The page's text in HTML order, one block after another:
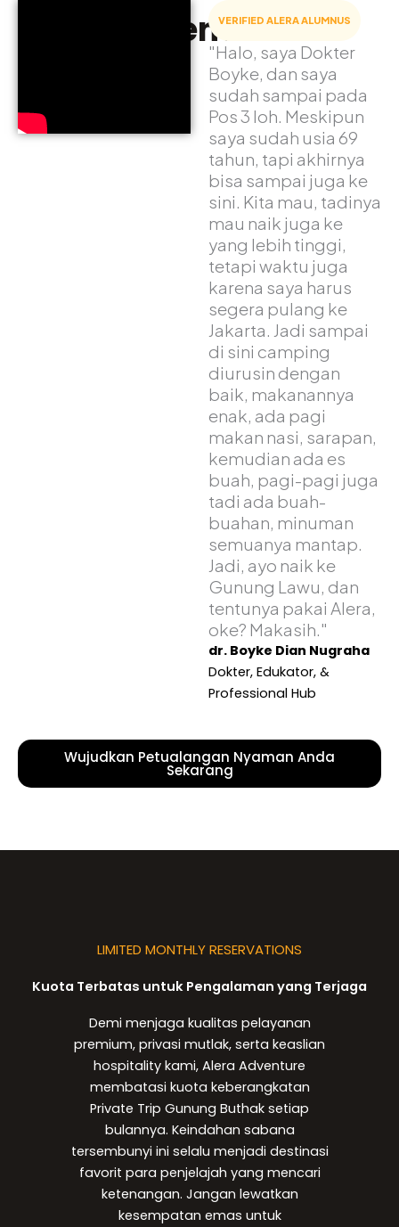
Adventure
VERIFIED ALERA ALUMNUS
"Halo, saya Dokter
Boyke, dan saya
sudah sampai pada
Pos 3 loh. Meskipun
saya sudah usia 69
tahun, tapi akhirnya
bisa sampai juga ke
sini. Kita mau, tadinya
mau naik juga ke
yang lebih tinggi,
tetapi waktu juga
karena saya harus
segera pulang ke
Jakarta. Jadi sampai
di sini camping
diurusin dengan
baik, makanannya
enak, ada pagi
makan nasi, sarapan,
kemudian ada es
buah, pagi-pagi juga
tadi ada buah-
buahan, minuman
semuanya mantap.
Jadi, ayo naik ke
Gunung Lawu, dan
tentunya pakai Alera,
oke? Makasih."
dr. Boyke Dian Nugraha
Dokter, Edukator, &
Professional Hub
Wujudkan Petualangan Nyaman Anda
Sekarang
LIMITED MONTHLY RESERVATIONS
Kuota Terbatas untuk Pengalaman yang Terjaga
Demi menjaga kualitas pelayanan
premium, privasi mutlak, serta keaslian
hospitality kami, Alera Adventure
membatasi kuota keberangkatan
Private Trip Gunung Buthak setiap
bulannya. Keindahan sabana
tersembunyi ini selalu menjadi destinasi
favorit para penjelajah yang mencari
ketenangan. Jangan lewatkan
kesempatan emas untuk